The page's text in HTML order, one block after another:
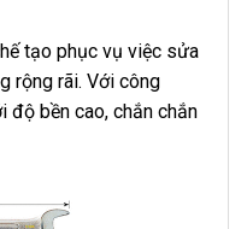
tạo phục vụ việc sửa
rộng rãi. Với công
độ bền cao, chắn chắn